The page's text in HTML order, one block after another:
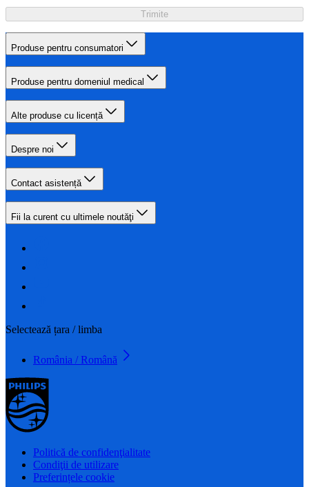
Trimite
Produse pentru consumatori
Produse pentru domeniul medical
Alte produse cu licență
Despre noi
Contact asistență
Fii la curent cu ultimele noutăţi
Selectează țara / limba
România / Română
Politică de confidenţialitate
Condiţii de utilizare
Preferințele cookie